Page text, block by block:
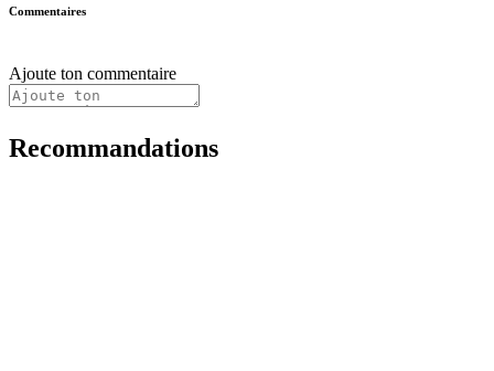
Commentaires
Ajoute ton commentaire
Recommandations